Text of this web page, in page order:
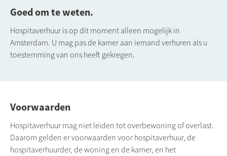
Goed om te weten.
Hospitaverhuur is op dit moment alleen mogelijk in
Amsterdam. U mag pas de kamer aan iemand verhuren als u
toestemming van ons heeft gekregen.
Voorwaarden
Hospitaverhuur mag niet leiden tot overbewoning of overlast.
Daarom gelden er voorwaarden voor hospitaverhuur, de
hospitaverhuurder, de woning en de kamer, en het